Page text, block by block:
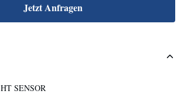
Jetzt Anfragen
HT SENSOR